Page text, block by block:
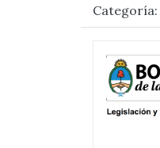
Categoría: